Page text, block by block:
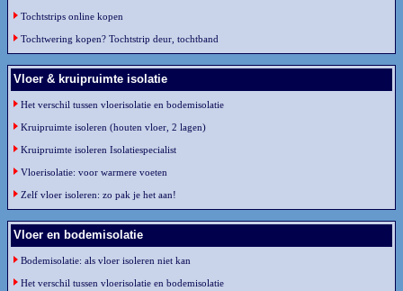
Tochtstrips online kopen
Tochtwering kopen? Tochtstrip deur, tochtband
Vloer & kruipruimte isolatie
Het verschil tussen vloerisolatie en bodemisolatie
Kruipruimte isoleren (houten vloer, 2 lagen)
Kruipruimte isoleren Isolatiespecialist
Vloerisolatie: voor warmere voeten
Zelf vloer isoleren: zo pak je het aan!
Vloer en bodemisolatie
Bodemisolatie: als vloer isoleren niet kan
Het verschil tussen vloerisolatie en bodemisolatie